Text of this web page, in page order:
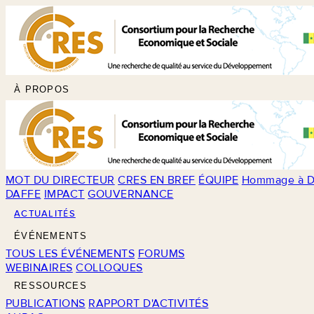
À PROPOS
MOT DU DIRECTEUR CRES EN BREF ÉQUIPE Hommage à
DAFFE IMPACT GOUVERNANCE
ACTUALITÉS
ÉVÉNEMENTS
TOUS LES ÉVÉNEMENTS FORUMS
WEBINAIRES COLLOQUES
RESSOURCES
PUBLICATIONS RAPPORT D'ACTIVITÉS